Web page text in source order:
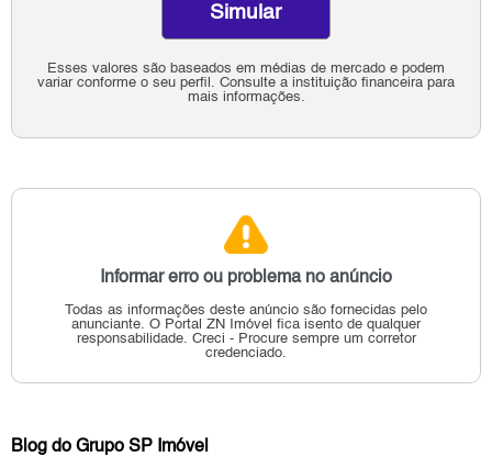
Esses valores são baseados em médias de mercado e podem
variar conforme o seu perfil. Consulte a instituição financeira para
mais informações.
Simular
Informar erro ou problema no anúncio
Todas as informações deste anúncio são fornecidas pelo
anunciante. O Portal ZN Imóvel fica isento de qualquer
responsabilidade. Creci - Procure sempre um corretor
credenciado.
Blog do Grupo SP Imóvel